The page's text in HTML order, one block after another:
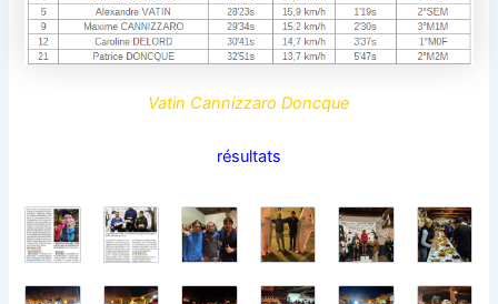
Vatin Cannizzaro Doncque
résultats